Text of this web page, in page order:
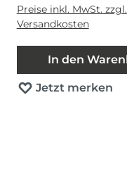
Preise inkl. MwSt. zzgl.
Versandkosten
In den
Jetzt merken